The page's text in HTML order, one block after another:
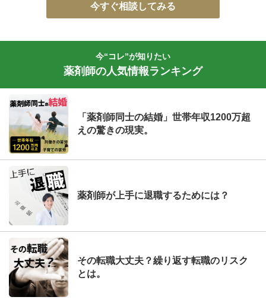
今すぐ相談してみる
今“コレ”が知りたい
薬剤師の人気情報ランキング
「薬剤師同士の結婚」世帯年収1200万超
えの驚きの現実。
薬剤師が上手に退職するためには？
その転職大丈夫？繰り返す転職のリスク
とは。